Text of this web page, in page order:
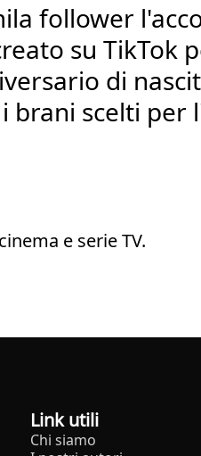
follower
su TikTok
di
brani scelti per
e serie TV.
Link utili
Chi siamo